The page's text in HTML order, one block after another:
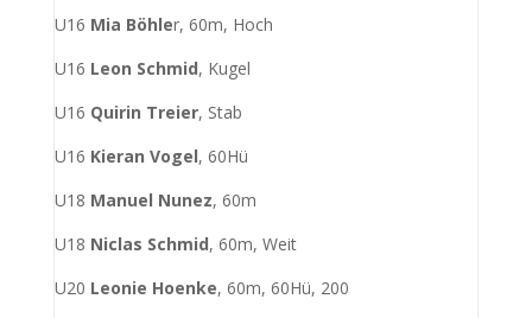
U16 Mia Böhler, 60m, Hoch
U16 Leon Schmid, Kugel
U16 Quirin Treier, Stab
U16 Kieran Vogel, 60Hü
U18 Manuel Nunez, 60m
U18 Niclas Schmid, 60m, Weit
U20 Leonie Hoenke, 60m, 60Hü, 200